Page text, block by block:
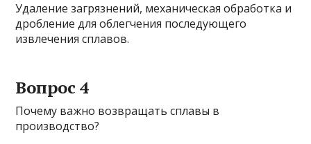
Удаление загрязнений, механическая обработка и
дробление для облегчения последующего
извлечения сплавов.
Вопрос 4
Почему важно возвращать сплавы в
производство?